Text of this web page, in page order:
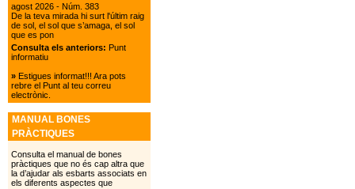
agost 2026 - Núm. 383
De la teva mirada hi surt l'últim raig
de sol, el sol que s’amaga, el sol
que es pon
Consulta els anteriors: Punt
informatiu
»Estigues informat!!! Ara pots
rebre el Punt al teu correu
electrònic.
MANUAL BONES
PRÀCTIQUES
Consulta el manual de bones
pràctiques que no és cap altra que
la d’ajudar als esbarts associats en
els diferents aspectes que